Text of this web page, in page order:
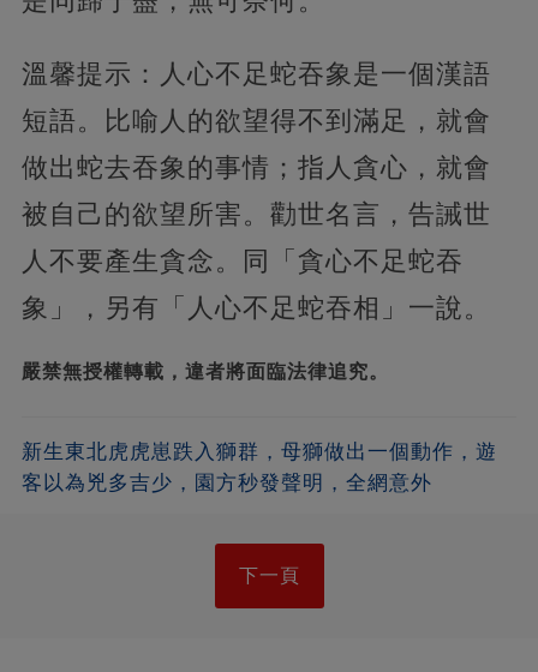
溫馨提示：人心不足蛇吞象是一個漢語
短語。比喻人的欲望得不到滿足，就會
做出蛇去吞象的事情；指人貪心，就會
被自己的欲望所害。勸世名言，告誡世
人不要產生貪念。同「貪心不足蛇吞
象」，另有「人心不足蛇吞相」一說。
嚴禁無授權轉載，違者將面臨法律追究。
新生東北虎虎崽跌入獅群，母獅做出一個動作，遊
客以為兇多吉少，園方秒發聲明，全網意外
下一頁